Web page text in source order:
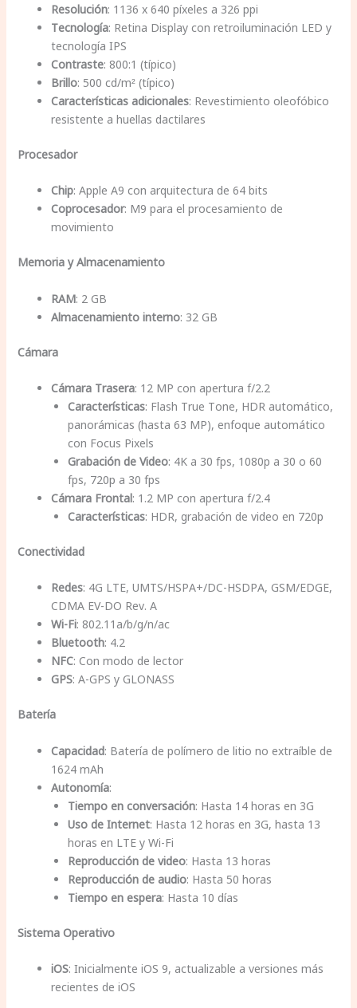
Resolución: 1136 x 640 píxeles a 326 ppi
Tecnología: Retina Display con retroiluminación LED y
tecnología IPS
Contraste: 800:1 (típico)
Brillo: 500 cd/m² (típico)
Características adicionales: Revestimiento oleofóbico
resistente a huellas dactilares
Procesador
Chip: Apple A9 con arquitectura de 64 bits
Coprocesador: M9 para el procesamiento de
movimiento
Memoria y Almacenamiento
RAM: 2 GB
Almacenamiento interno: 32 GB
Cámara
Cámara Trasera: 12 MP con apertura f/2.2
Características: Flash True Tone, HDR automático,
panorámicas (hasta 63 MP), enfoque automático
con Focus Pixels
Grabación de Video: 4K a 30 fps, 1080p a 30 o 60
fps, 720p a 30 fps
Cámara Frontal: 1.2 MP con apertura f/2.4
Características: HDR, grabación de video en 720p
Conectividad
Redes: 4G LTE, UMTS/HSPA+/DC-HSDPA, GSM/EDGE,
CDMA EV-DO Rev. A
Wi-Fi: 802.11a/b/g/n/ac
Bluetooth: 4.2
NFC: Con modo de lector
GPS: A-GPS y GLONASS
Batería
Capacidad: Batería de polímero de litio no extraíble de
1624 mAh
Autonomía:
Tiempo en conversación: Hasta 14 horas en 3G
Uso de Internet: Hasta 12 horas en 3G, hasta 13
horas en LTE y Wi-Fi
Reproducción de video: Hasta 13 horas
Reproducción de audio: Hasta 50 horas
Tiempo en espera: Hasta 10 días
Sistema Operativo
iOS: Inicialmente iOS 9, actualizable a versiones más
recientes de iOS